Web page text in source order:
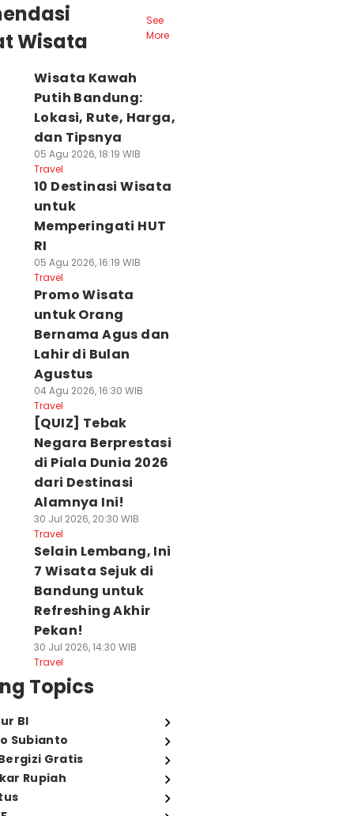
Wisata
See
More
Wisata Kawah
Putih Bandung:
Lokasi, Rute, Harga,
dan Tipsnya
05 Agu 2026, 18:19 WIB
Travel
10 Destinasi Wisata
untuk
Memperingati HUT
RI
05 Agu 2026, 16:19 WIB
Travel
Promo Wisata
untuk Orang
Bernama Agus dan
Lahir di Bulan
Agustus
04 Agu 2026, 16:30 WIB
Travel
[QUIZ] Tebak
Negara Berprestasi
di Piala Dunia 2026
dari Destinasi
Alamnya Ini!
30 Jul 2026, 20:30 WIB
Travel
Selain Lembang, Ini
7 Wisata Sejuk di
Bandung untuk
Refreshing Akhir
Pekan!
30 Jul 2026, 14:30 WIB
Travel
Topics
BI
Subianto
Gratis
Rupiah